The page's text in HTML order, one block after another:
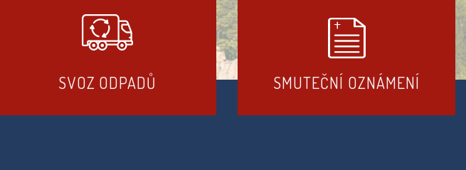
SVOZ ODPADŮ SMUTEČNÍ OZNÁMENÍ